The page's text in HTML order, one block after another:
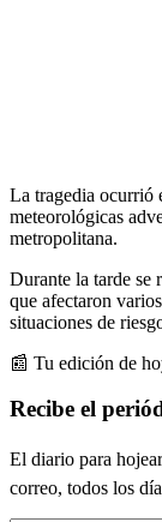
La tragedia ocurrió
meteorológicas
metropolitana.
Durante la tarde se
que afectaron
situaciones de
📰 Tu edición de
Recibe el
El diario para
correo, todos los